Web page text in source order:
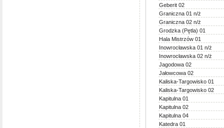
Geberit 02
Graniczna 01 n/ż
Graniczna 02 n/ż
Grodzka (Pętla) 01
Hala Mistrzów 01
Inowrocławska 01 n/ż
Inowrocławska 02 n/ż
Jagodowa 02
Jałowcowa 02
Kaliska-Targowisko 01
Kaliska-Targowisko 02
Kapitulna 01
Kapitulna 02
Kapitulna 04
Katedra 01